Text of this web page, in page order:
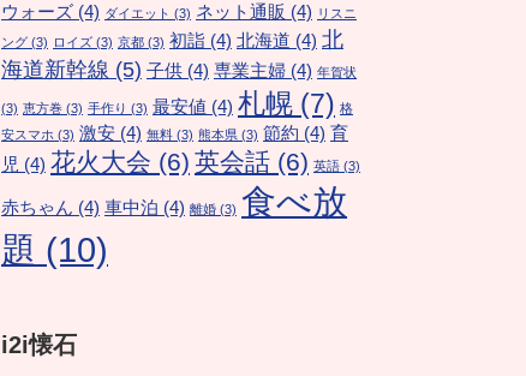
ウォーズ (4) ダイエット (3) ネット通販 (4) リスニ
ング (3) ロイズ (3) 京都 (3) 初詣 (4) 北海道 (4) 北
海道新幹線 (5) 子供 (4) 専業主婦 (4) 年賀状
(3) 恵方巻 (3) 手作り (3) 最安値 (4) 札幌 (7) 格
安スマホ (3) 激安 (4) 無料 (3) 熊本県 (3) 節約 (4) 育
児 (4) 花火大会 (6) 英会話 (6) 英語 (3)
赤ちゃん (4) 車中泊 (4) 離婚 (3) 食べ放
題 (10)
i2i懐石